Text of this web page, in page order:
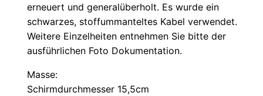
erneuert und generalüberholt. Es wurde ein
schwarzes, stoffummanteltes Kabel verwendet.
Weitere Einzelheiten entnehmen Sie bitte der
ausführlichen Foto Dokumentation.
Masse:
Schirmdurchmesser 15,5cm